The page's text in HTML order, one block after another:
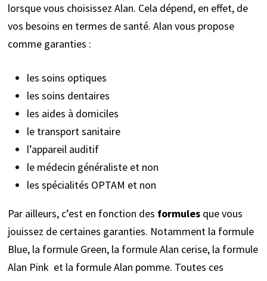
lorsque vous choisissez Alan. Cela dépend, en effet, de
vos besoins en termes de santé. Alan vous propose
comme garanties :
les soins optiques
les soins dentaires
les aides à domiciles
le transport sanitaire
l’appareil auditif
le médecin généraliste et non
les spécialités OPTAM et non
Par ailleurs, c’est en fonction des formules que vous
jouissez de certaines garanties. Notamment la formule
Blue, la formule Green, la formule Alan cerise, la formule
Alan Pink et la formule Alan pomme. Toutes ces